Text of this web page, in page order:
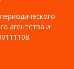
агентства и